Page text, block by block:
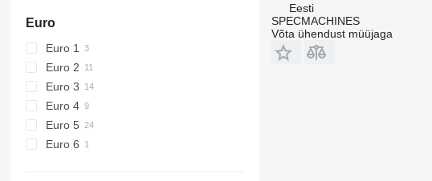
Euro
Euro 1
Euro 2
Euro 3
Euro 4
Euro 5
Euro 6
Eesti
SPECMACHINES
Võta ühendust müüjaga